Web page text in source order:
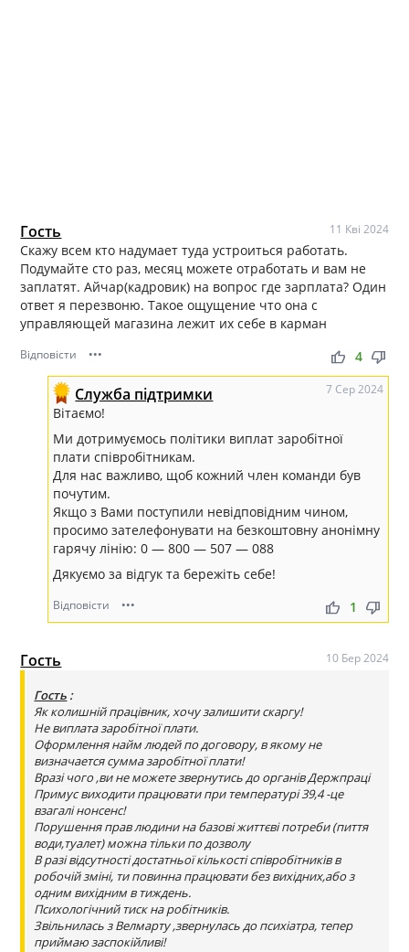
Гость 11 Кві 2024
Скажу всем кто надумает туда устроиться работать.
Подумайте сто раз, месяц можете отработать и вам не
заплатят. Айчар(кадровик) на вопрос где зарплата? Один
ответ я перезвоню. Такое ощущение что она с
управляющей магазина лежит их себе в карман
Відповісти ••• thumb_up thumb_down
4
Служба підтримки 7 Сер 2024
Вітаємо!
Ми дотримуємось політики виплат заробітної
плати співробітникам.
Для нас важливо, щоб кожний член команди був
почутим.
Якщо з Вами поступили невідповідним чином,
просимо зателефонувати на безкоштовну анонімну
гарячу лінію: 0 — 800 — 507 — 088
Дякуємо за відгук та бережіть себе!
Відповісти ••• thumb_up thumb_down
1
Гость 10 Бер 2024
Гость :
Як колишній працівник, хочу залишити скаргу!
Не виплата заробітної плати.
Оформлення найм людей по договору, в якому не
визначается сумма заробітної плати!
Вразі чого ,ви не можете звернутись до органів Держпраці
Примус виходити працювати при температурі 39,4 -це
взагалі нонсенс!
Порушення прав людини на базові життєві потреби (пиття
води,туалет) можна тільки по дозволу
В разі відсутності достатньої кількості співробітників в
робочій зміні, ти повинна працювати без вихідних,або з
одним вихідним в тиждень.
Психологічний тиск на робітників.
Звільнилась з Велмарту ,звернулась до психіатра, тепер
приймаю заспокійливі!